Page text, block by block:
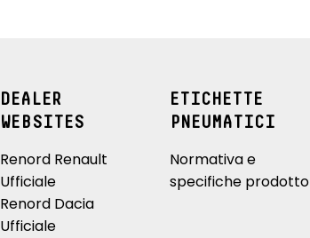
DEALER
WEBSITES
Renord Renault
Ufficiale
Renord Dacia
Ufficiale
ETICHETTE
PNEUMATICI
Normativa e
specifiche prodotto